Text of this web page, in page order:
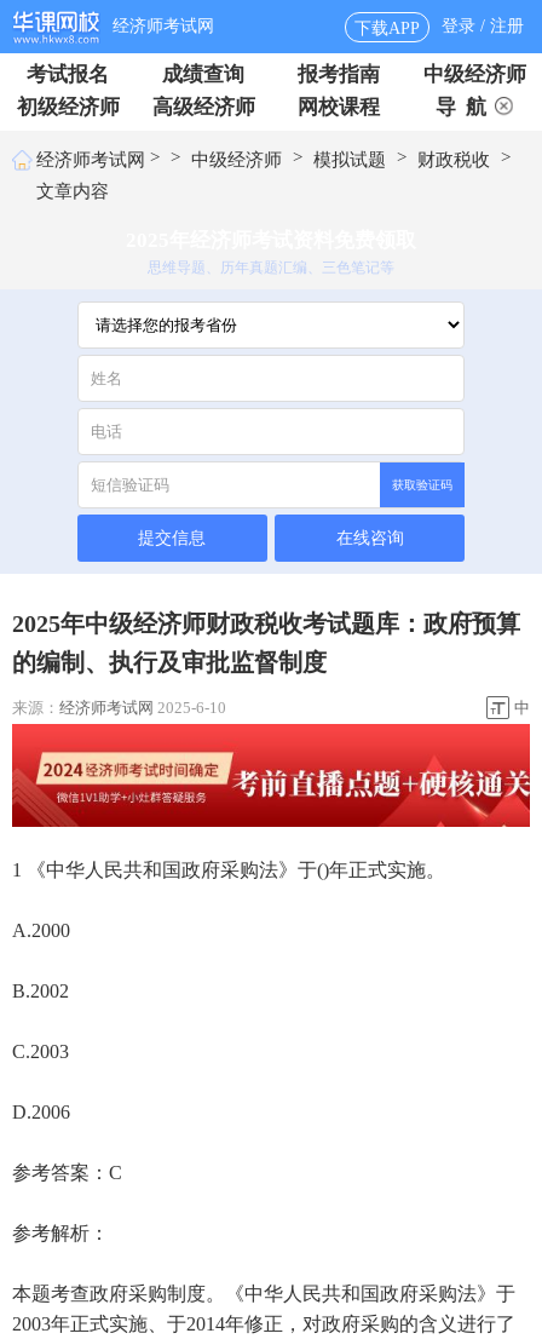
经济师考试网 下载APP 登录 / 注册
考试报名 成绩查询 报考指南
中级经济师
初级经济师
高级经济师 网校课程 导 航
经济师考试网 > > 中级经济师 > 模拟试题 > 财政税收
>
文章内容
思维导题、历年真题汇编、三色笔记等
获取验证码
提交信息 在线咨询
2025年中级经济师财政税收考试题库：政府预算
的编制、执行及审批监督制度
来源： 经济师考试网 2025-6-10 中
1 《中华人民共和国政府采购法》于()年正式实施。
A.2000
B.2002
C.2003
D.2006
参考答案：C
参考解析：
本题考查政府采购制度。《中华人民共和国政府采购法》于
2003年正式实施、于2014年修正，对政府采购的含义进行了